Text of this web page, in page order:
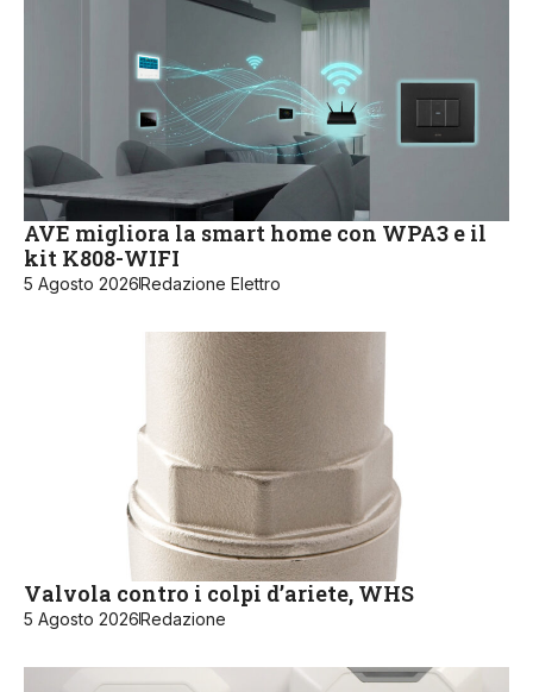
AVE migliora la smart home con WPA3 e il
kit K808-WIFI
5 Agosto 2026Redazione Elettro
Valvola contro i colpi d’ariete, WHS
5 Agosto 2026Redazione